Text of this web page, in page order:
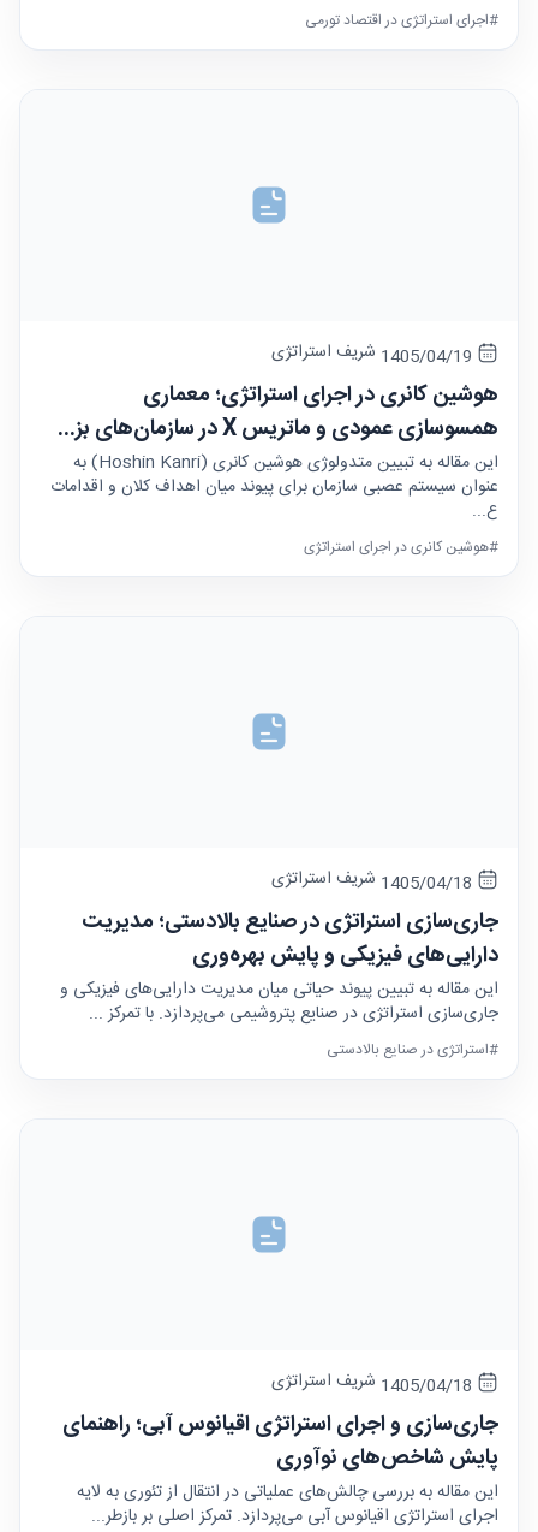
#اجرای استراتژی در اقتصاد تورمی
شریف استراتژی
هوشین کانری در اجرای استراتژی؛ معماری
همسوسازی عمودی و ماتریس X در سازمان‌های بز...
این مقاله به تبیین متدولوژی هوشین کانری (Hoshin Kanri) به
عنوان سیستم عصبی سازمان برای پیوند میان اهداف کلان و اقدامات
ع...
#هوشین کانری در اجرای استراتژی
شریف استراتژی
جاری‌سازی استراتژی در صنایع بالادستی؛ مدیریت
دارایی‌های فیزیکی و پایش بهره‌وری
این مقاله به تبیین پیوند حیاتی میان مدیریت دارایی‌های فیزیکی و
جاری‌سازی استراتژی در صنایع پتروشیمی می‌پردازد. با تمرکز ...
#استراتژی در صنایع بالادستی
شریف استراتژی
جاری‌سازی و اجرای استراتژی اقیانوس آبی؛ راهنمای
پایش شاخص‌های نوآوری
این مقاله به بررسی چالش‌های عملیاتی در انتقال از تئوری به لایه
اجرای استراتژی اقیانوس آبی می‌پردازد. تمرکز اصلی بر بازطر...